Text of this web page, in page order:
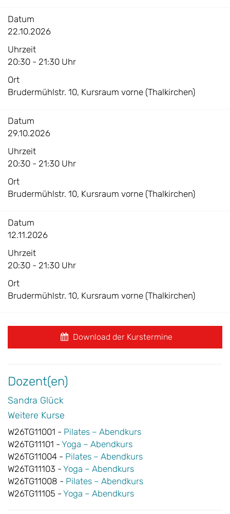
Datum
22.10.2026
Uhrzeit
20:30 - 21:30 Uhr
Ort
Brudermühlstr. 10, Kursraum vorne (Thalkirchen)
Datum
29.10.2026
Uhrzeit
20:30 - 21:30 Uhr
Ort
Brudermühlstr. 10, Kursraum vorne (Thalkirchen)
Datum
12.11.2026
Uhrzeit
20:30 - 21:30 Uhr
Ort
Brudermühlstr. 10, Kursraum vorne (Thalkirchen)
Download der Kurstermine
Dozent(en)
Sandra Glück
Weitere Kurse
W26TG11001 - Pilates – Abendkurs
W26TG11101 - Yoga – Abendkurs
W26TG11004 - Pilates – Abendkurs
W26TG11103 - Yoga – Abendkurs
W26TG11008 - Pilates – Abendkurs
W26TG11105 - Yoga – Abendkurs